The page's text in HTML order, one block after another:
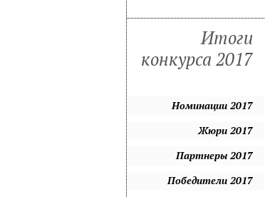
Итоги
конкурса 2017
Номинации 2017
Жюри 2017
Партнеры 2017
Победители 2017